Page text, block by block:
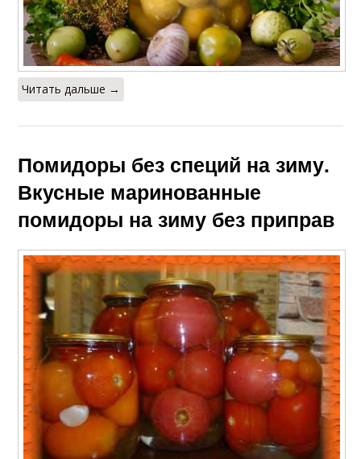
Читать дальше →
Помидоры без специй на зиму.
Вкусные маринованные
помидоры на зиму без приправ